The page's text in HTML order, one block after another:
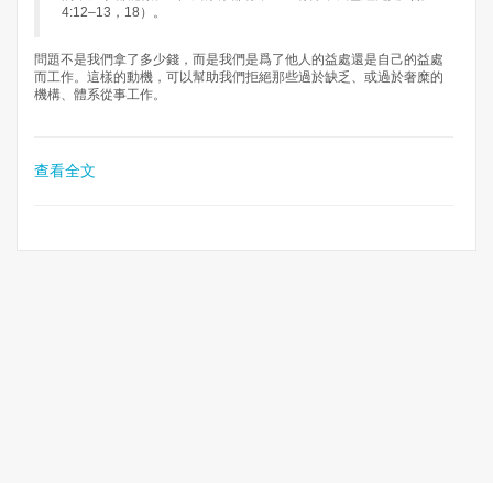
4:12–13，18）。
問題不是我們拿了多少錢，而是我們是爲了他人的益處還是自己的益處
而工作。這樣的動機，可以幫助我們拒絕那些過於缺乏、或過於奢糜的
機構、體系從事工作。
查看全文